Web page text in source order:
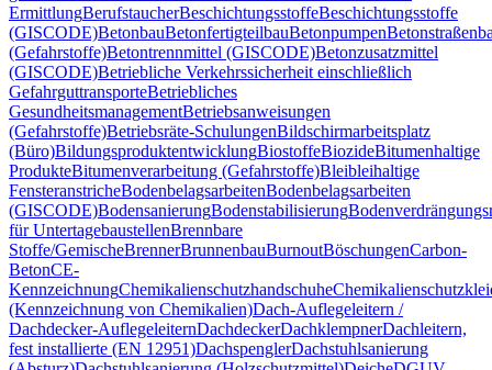
ErmittlungBerufstaucherBeschichtungsstoffeBeschichtungsstoffe
(GISCODE)BetonbauBetonfertigteilbauBetonpumpen
(Gefahrstoffe)Betontrennmittel (GISCODE)Betonzusatzmittel
(GISCODE)Betriebliche Verkehrssicherheit einschließlich
GefahrguttransporteBetriebliches
GesundheitsmanagementBetriebsanweisungen
(Gefahrstoffe)Betriebsräte-SchulungenBildschirmarbeitsplatz
(Büro)BildungsproduktentwicklungBiostoffeBiozideBitumenhaltige
ProdukteBitumenverarbeitung (Gefahrstoffe)Bleibleihaltige
FensteranstricheBodenbelagsarbeitenBodenbelagsarbeiten
(GISCODE)BodensanierungBodenstabilisierung
für UntertagebaustellenBrennbare
Stoffe/GemischeBrennerBrunnenbauBurnoutBöschungenCarbon-
BetonCE-
KennzeichnungChemikalienschutzhandschuhe
(Kennzeichnung von Chemikalien)Dach-Auflegeleitern /
Dachdecker-AuflegeleiternDachdeckerDachklempnerDachleitern,
fest installierte (EN 12951)DachspenglerDachstuhlsanierung